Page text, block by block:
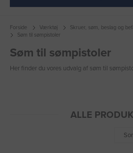
Forside Værktøj Skruer, søm, beslag og
Søm til sømpistoler
Søm til sømpistoler
Her finder du vores udvalg af søm til
ALLE